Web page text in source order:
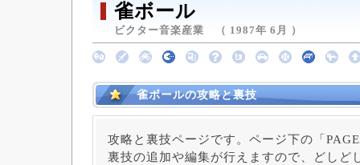
雀ボール
ビクター音楽産業 （ 1987年 6月 ）
雀ボールの攻略と裏技
攻略と裏技ページです。ページ下の「
裏技の追加や編集が行えますので、どしど